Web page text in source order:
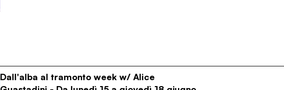
Dall'alba al tramonto week w/ Alice